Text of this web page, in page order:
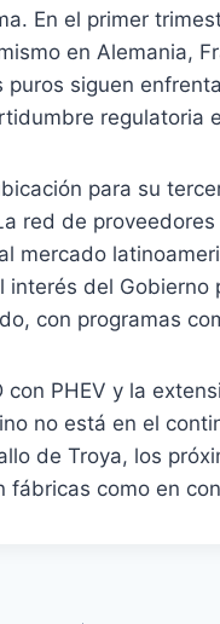
En el primer
en Alemania,
puros siguen
regulatoria
para su
red de
mercado
del Gobierno
con programas
PHEV y la
no está en el
de Troya, los
como en